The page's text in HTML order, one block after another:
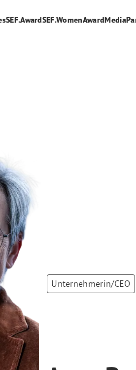
SEF.AwardSEF.WomenAwardMedia
Unternehmerin/CEO